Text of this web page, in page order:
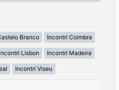
Branco Incontri Coimbra
Incontri Lisbon Incontri Madeira
Incontri Viseu